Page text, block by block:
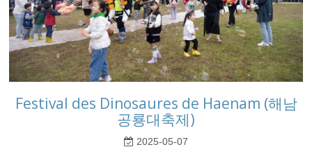
Festival des Dinosaures de Haenam (해남
공룡대축제)
2025-05-07